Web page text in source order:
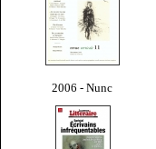
2006 - Nunc